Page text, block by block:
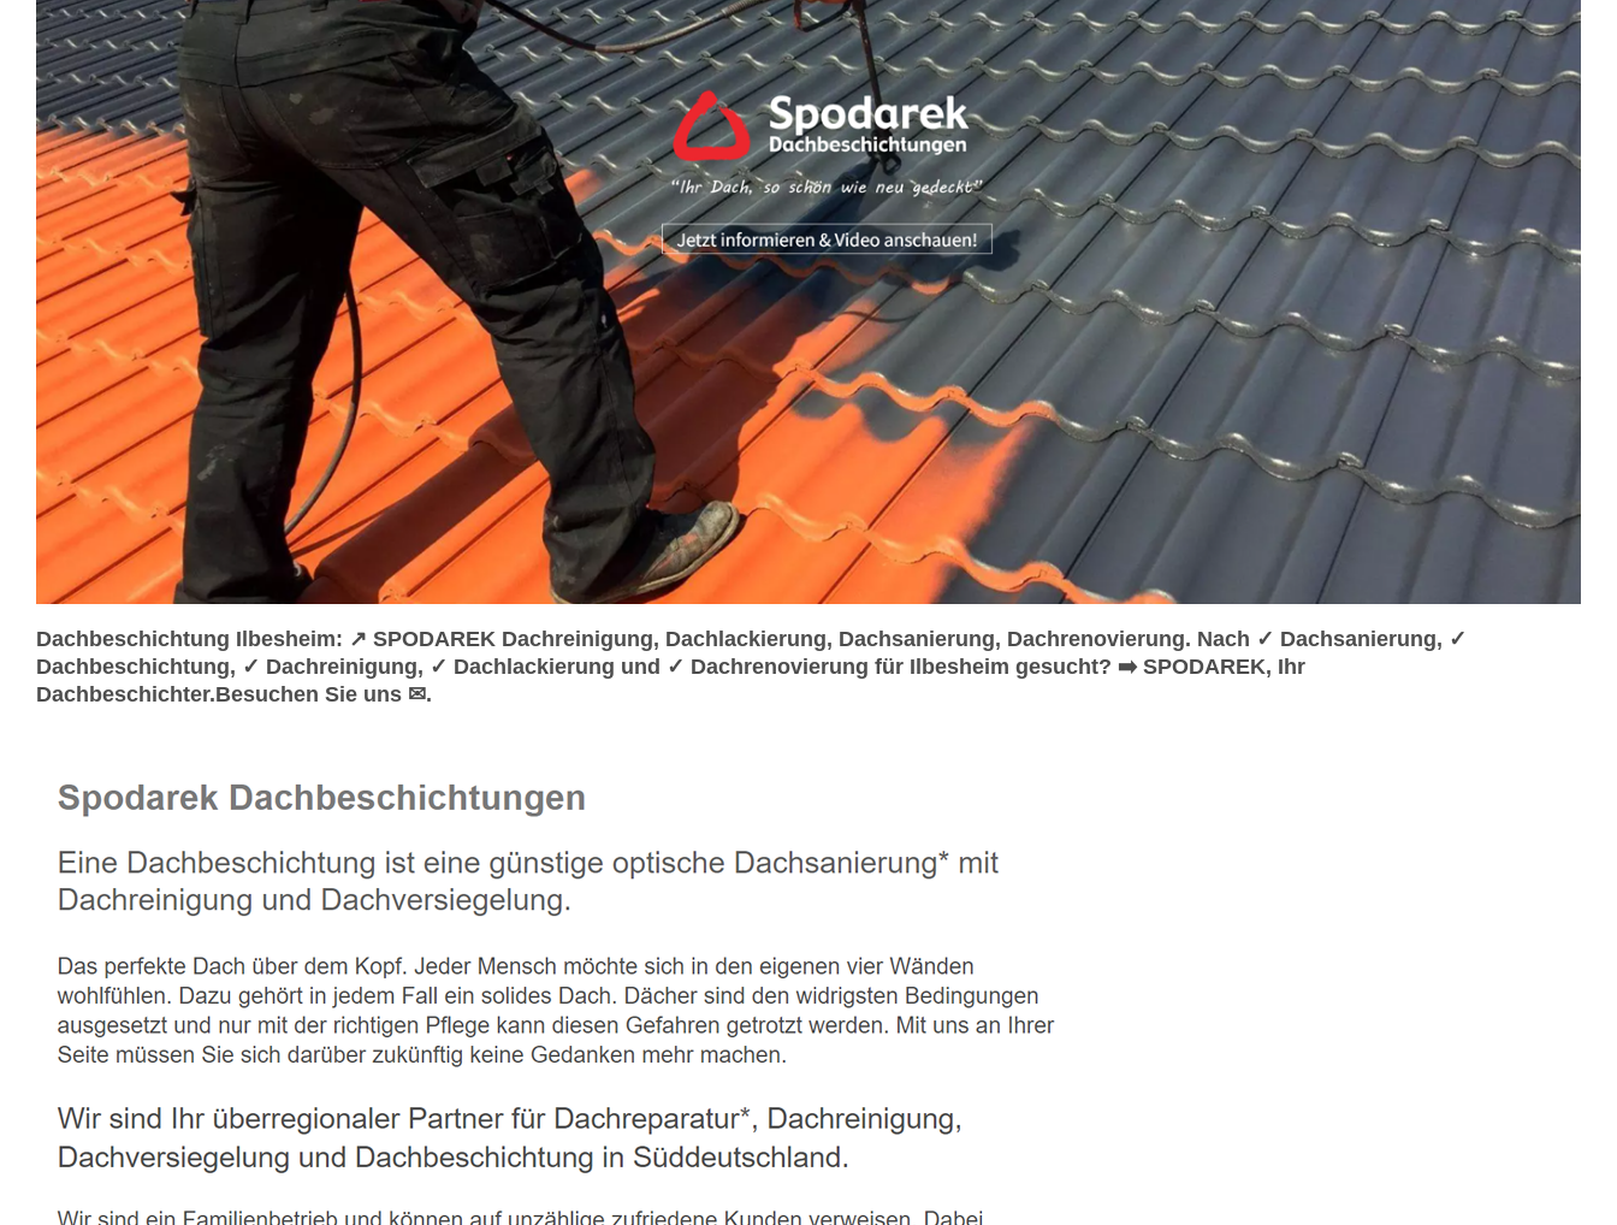
Dachbeschichtung Ilbesheim: ↗️ SPODAREK Dachreinigung, Dachlackierung, Dachsanierung, Dachrenovierung. Nach ✓ Dachsanierung, ✓
Dachbeschichtung, ✓ Dachreinigung, ✓ Dachlackierung und ✓ Dachrenovierung für Ilbesheim gesucht? ➡️ SPODAREK, Ihr
Dachbeschichter.Besuchen Sie uns ✉.